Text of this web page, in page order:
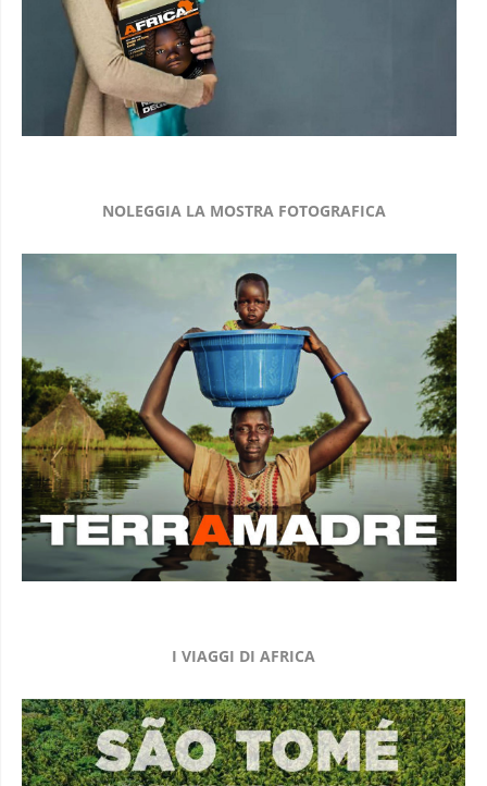
NOLEGGIA LA MOSTRA FOTOGRAFICA
I VIAGGI DI AFRICA